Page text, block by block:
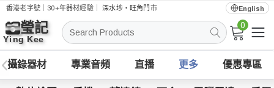
香港老字號｜30+年器材經驗｜深水埗・旺角門市 English
搜
索
0
攝錄器材 專業音頻 直播 更多 優惠專區